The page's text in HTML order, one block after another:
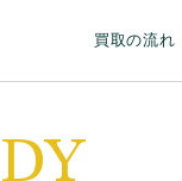
買取の流れ